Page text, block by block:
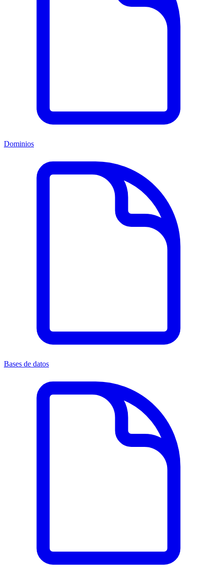
Dominios
Bases de datos